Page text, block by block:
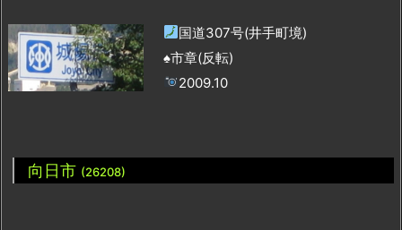
国道307号(井手町境)
♠市章(反転)
2009.10
向日市 (26208)